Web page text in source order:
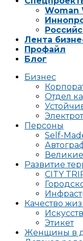
Woman
Лента
Профайл
Блог
Бизнес
Отдел
Персоны
Self-
Развитие
CITY
Качество
Этикет
Женщины в